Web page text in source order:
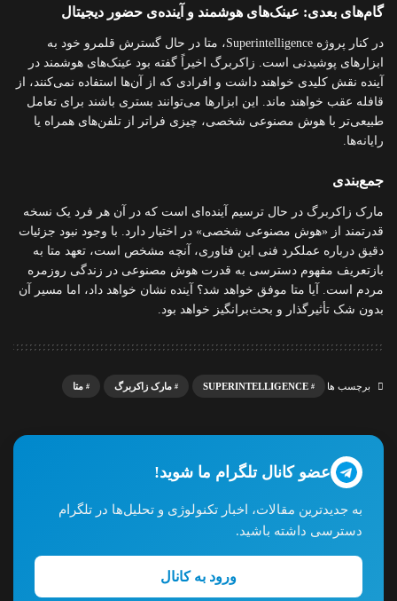
گام‌های بعدی: عینک‌های هوشمند و آینده‌ی حضور دیجیتال
در کنار پروژه Superintelligence، متا در حال گسترش قلمرو خود به
ابزارهای پوشیدنی است. زاکربرگ اخیراً گفته بود عینک‌های هوشمند در
آینده نقش کلیدی خواهند داشت و افرادی که از آن‌ها استفاده نمی‌کنند، از
قافله عقب خواهند ماند. این ابزارها می‌توانند بستری باشند برای تعامل
طبیعی‌تر با هوش مصنوعی شخصی، چیزی فراتر از تلفن‌های همراه یا
رایانه‌ها.
جمع‌بندی
مارک زاکربرگ در حال ترسیم آینده‌ای است که در آن هر فرد یک نسخه
قدرتمند از «هوش مصنوعی شخصی» در اختیار دارد. با وجود نبود جزئیات
دقیق درباره عملکرد فنی این فناوری، آنچه مشخص است، تعهد متا به
بازتعریف مفهوم دسترسی به قدرت هوش مصنوعی در زندگی روزمره
مردم است. آیا متا موفق خواهد شد؟ آینده نشان خواهد داد، اما مسیر آن
بدون شک تأثیرگذار و بحث‌برانگیز خواهد بود.
برچسب ها SUPERINTELLIGENCE مارک زاکربرگ متا
عضو کانال تلگرام ما شوید!
به جدیدترین مقالات، اخبار تکنولوژی و تحلیل‌ها در تلگرام
دسترسی داشته باشید.
ورود به کانال